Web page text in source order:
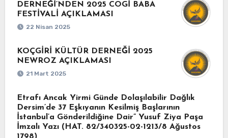
DERNEĞİ’NDEN 2025 COGİ BABA
FESTİVALİ AÇIKLAMASI
22 Nisan 2025
KOÇGİRİ KÜLTÜR DERNEĞİ 2025
NEWROZ AÇIKLAMASI
21 Mart 2025
Etrafı Ancak Yirmi Günde Dolaşılabilir Dağlık
Dersim’de 37 Eşkıyanın Kesilmiş Başlarının
İstanbul’a Gönderildiğine Dair” Yusuf Ziya Paşa
İmzalı Yazı (HAT. 82/340325-02-1213/8 Ağustos